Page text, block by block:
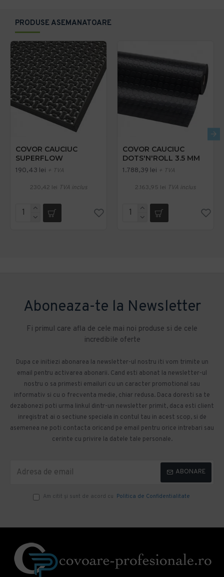
PRODUSE ASEMANATOARE
COVOR CAUCIUC
SUPERFLOW
190,43 lei + TVA
230,42 lei TVA inclus
COVOR CAUCIUC
DOTS'N'ROLL 3.5 MM
1.788,39 lei + TVA
2.163,95 lei TVA inclus
Aboneaza-te la Newsletter
Fi primul care afla de cele mai noi produse si de cele
incredibile oferte
Dupa ce initiezi abonarea la newsletter-ul nostru iti vom trimite un
email pentru activarea abonarii. Cand esti abonat la newsletter-ul
nostru o sa primesti emailuri cu un caracter promotional sau
informativ si cu o frecventa medie, chiar redusa. Daca doresti sa te
dezabonezi poti urma linkul dintr-un newsletter primit, daca esti client
inregistrat ai o sectiune speciala in contul tau in acest scop, si de
asemenea ne poti contacta oricand pe email pentru orice intrebari sau
cerinte cu privire la datele tale personale.
ABONARE
Am citit şi sunt de acord cu Politica de Confidentialitate